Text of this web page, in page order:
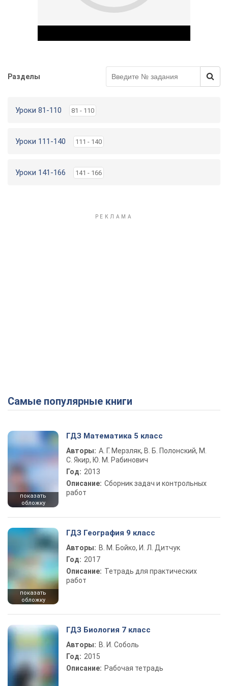
Разделы
Уроки 81-110 81 - 110
Уроки 111-140 111 - 140
Уроки 141-166 141 - 166
Самые популярные книги
показать
обложку
ГДЗ Математика 5 класс
Авторы: А. Г. Мерзляк, В. Б. Полонский, М.
С. Якир, Ю. М. Рабинович
Год: 2013
Описание: Сборник задач и контрольных
работ
показать
обложку
ГДЗ География 9 класс
Авторы: В. М. Бойко, И. Л. Дитчук
Год: 2017
Описание: Тетрадь для практических
работ
ГДЗ Биология 7 класс
Авторы: В. И. Соболь
Год: 2015
Описание: Рабочая тетрадь